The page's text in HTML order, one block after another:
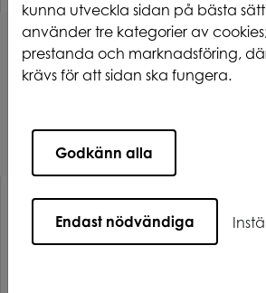
Hem
Nyhetsarkiv
Ny plats för information om
Stormyravägen
Ny plats för information
branden på
Vi har nu flyttat informationen kring
Stormyravägen hit.
kunna utveckla sidan på bästa
använder tre kategorier av
prestanda och marknadsföring,
krävs för att sidan ska fungera.
Godkänn alla
Endast nödvändiga